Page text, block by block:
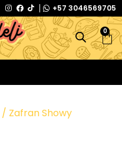
+57 3046569705
0
/ Zafran Showy